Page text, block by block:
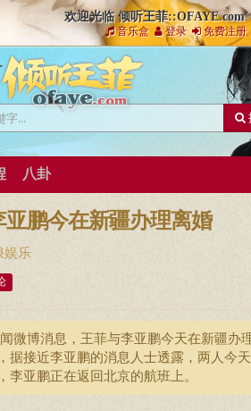
欢迎光临 倾听王菲::OFAYE.com
音乐盒 登录 免费注册
八卦
鹏今在新疆办理离婚
娱乐
微博消息，王菲与李亚鹏今天在新疆办
据接近李亚鹏的消息人士透露，两人今
李亚鹏正在返回北京的航班上。